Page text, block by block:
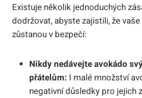
Existuje několik jednoduchých
dodržovat, abyste zajistili, že
zůstanou v bezpečí:
Nikdy nedávejte avokádo
přátelům: I malé množství
negativní důsledky pro jejich